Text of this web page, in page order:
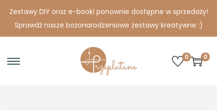
Zestawy DIY oraz e-booki ponownie dostępne w sprzedaży!
Sprawdź nasze bożonarodzeniowe zestawy kreatywne :)
S
S
0 0